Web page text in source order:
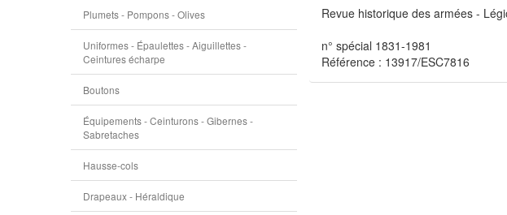
Plumets - Pompons - Olives
Uniformes - Épaulettes - Aiguillettes -
Ceintures écharpe
Boutons
Équipements - Ceinturons - Gibernes -
Sabretaches
Hausse-cols
Drapeaux - Héraldique
Revue historique des armées -
n° spécial 1831-1981
Référence : 13917/ESC7816